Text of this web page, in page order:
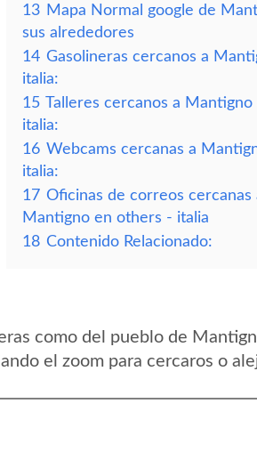
13 Mapa Normal google de
sus alrededores
14 Gasolineras cercanos a
italia:
15 Talleres cercanos a Mantigno
italia:
16 Webcams cercanas a
italia:
17 Oficinas de correos cercanas
Mantigno en others - italia
18 Contenido Relacionado:
como del pueblo de
el zoom para cercaros o